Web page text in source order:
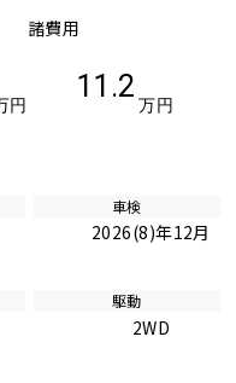
円
諸費用
11.2
万円
車検
2026(8)年12月
駆動
2WD